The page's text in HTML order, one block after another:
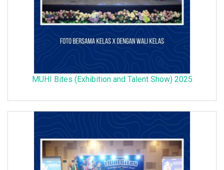
MUHI Bites (Exhibition and Talent Show) 2025